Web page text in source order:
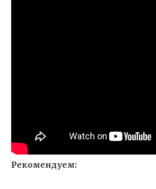
Рекомендуем: